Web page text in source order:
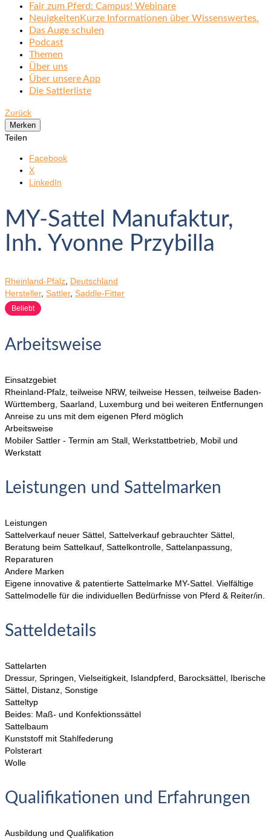
Fair zum Pferd: Campus! Webinare
Neuigkeiten Kurze Informationen über Wissenswertes.
Das Auge schulen
Podcast
Themen
Über uns
Über unsere App
Die Sattlerliste
Zurück
Merken
Teilen
Facebook
X
LinkedIn
MY-Sattel Manufaktur,
Inh. Yvonne Przybilla
Rheinland-Pfalz Deutschland
Hersteller, Sattler, Saddle-Fitter
Beliebt
Arbeitsweise
Einsatzgebiet
Rheinland-Pfalz, teilweise NRW, teilweise Hessen, teilweise Baden-
Württemberg, Saarland, Luxemburg und bei weiteren Entfernungen
Anreise zu uns mit dem eigenen Pferd möglich
Arbeitsweise
Mobiler Sattler - Termin am Stall, Werkstattbetrieb, Mobil und
Werkstatt
Leistungen und Sattelmarken
Leistungen
Sattelverkauf neuer Sättel, Sattelverkauf gebrauchter Sättel,
Beratung beim Sattelkauf, Sattelkontrolle, Sattelanpassung,
Reparaturen
Andere Marken
Eigene innovative & patentierte Sattelmarke MY-Sattel. Vielfältige
Sattelmodelle für die individuellen Bedürfnisse von Pferd & Reiter/in.
Satteldetails
Sattelarten
Dressur, Springen, Vielseitigkeit, Islandpferd, Barocksättel, Iberische
Sättel, Distanz, Sonstige
Satteltyp
Beides: Maß- und Konfektionssättel
Sattelbaum
Kunststoff mit Stahlfederung
Polsterart
Wolle
Qualifikationen und Erfahrungen
Ausbildung und Qualifikation